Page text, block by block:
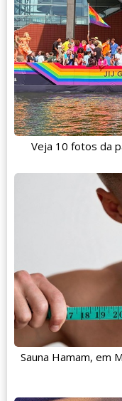
Veja 10 fotos da
Sauna Hamam, em